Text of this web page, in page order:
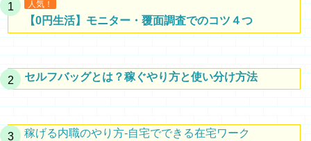
人気！
【0円生活】モニター・覆面調査でのコツ４つ
セルフバッグとは？稼ぐやり方と使い分け方法
稼げる内職のやり方-自宅でできる在宅ワーク